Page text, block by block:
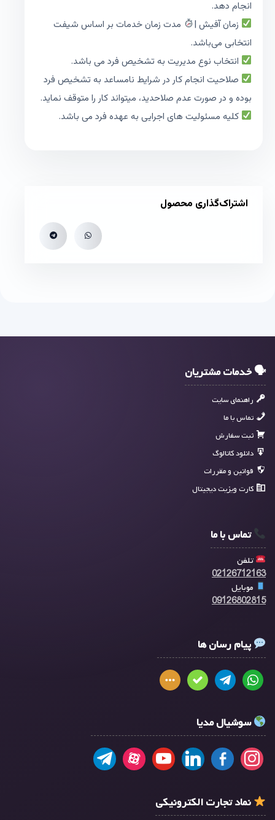
انجام دهد.
زمان آفیش |
مدت زمان خدمات بر اساس شیفت
انتخابی می‌باشد.
انتخاب نوع مدیریت به تشخیص فرد می باشد.
صلاحیت انجام کار در شرایط نامساعد به تشخیص فرد
بوده و در صورت عدم صلاحدید، میتواند کار را متوقف نماید.
کلیه مسئولیت های اجرایی به عهده فرد می باشد.
اشتراک‌گذاری محصول
🗣 خدمات مشتریان
راهنمای سایت
تماس با ما
ثبت سفارش
دانلود کاتالوگ
قوانین و مقررات
کارت ویزیت دیجیتال
تماس با ما
تلفن
02126712163
موبایل
09126802815
پیام رسان ها
سوشیال مدیا
نماد تجارت الکترونیکی